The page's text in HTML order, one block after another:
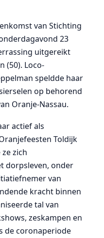
van Stichting
23
uitgereikt
(50). Loco-
speldde haar
op behorend
Oranje-Nassau.
actief als
Toldijk
zich
dorpsleven, onder
van
kracht binnen
tal van
zeskampen en
de coronaperiode